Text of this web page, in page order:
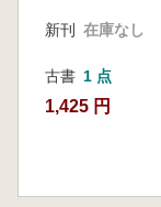
新刊 在庫なし
古書 1 点
1,425 円